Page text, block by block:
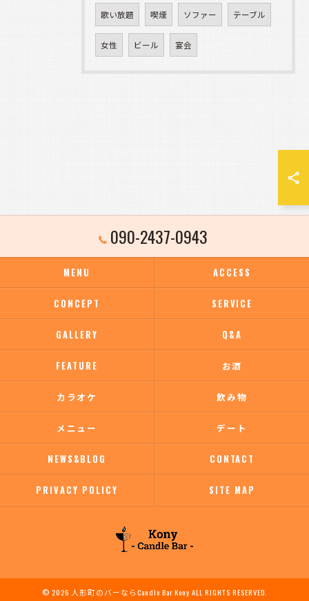
歌い放題 喫煙 ソファー テーブル
女性 ビール 宴会
090-2437-0943
MENU ACCESS
CONCEPT SERVICE
GALLERY Q&A
FEATURE お酒
カラオケ 飲み物
メニュー デート
NEWS&BLOG CONTACT
PRIVACY POLICY SITE MAP
© 2026 人形町のバーならCandle Bar Kony ALL RIGHTS RESERVED.